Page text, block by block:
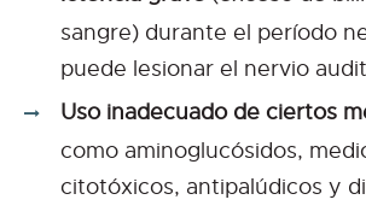
sangre) durante el período
puede lesionar el nervio
Uso inadecuado de ciertos
como aminoglucósidos,
citotóxicos, antipalúdicos y